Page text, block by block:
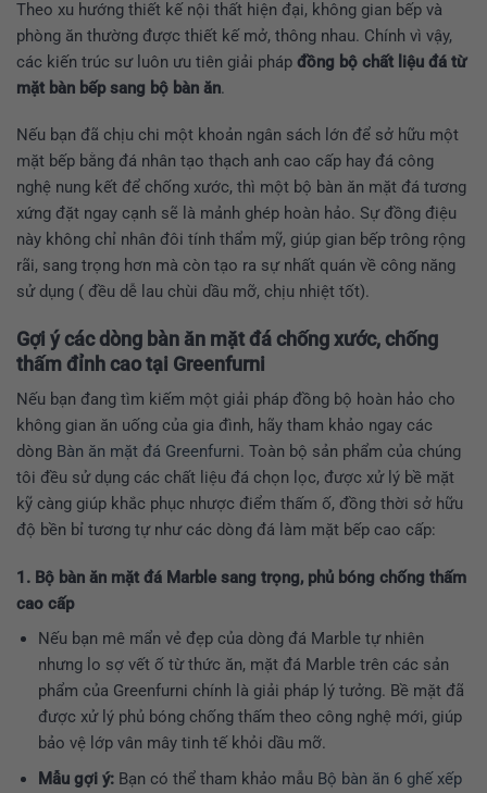
Theo xu hướng thiết kế nội thất hiện đại, không gian bếp và
phòng ăn thường được thiết kế mở, thông nhau. Chính vì vậy,
các kiến trúc sư luôn ưu tiên giải pháp đồng bộ chất liệu đá từ
mặt bàn bếp sang bộ bàn ăn.
Nếu bạn đã chịu chi một khoản ngân sách lớn để sở hữu một
mặt bếp bằng đá nhân tạo thạch anh cao cấp hay đá công
nghệ nung kết để chống xước, thì một bộ bàn ăn mặt đá tương
xứng đặt ngay cạnh sẽ là mảnh ghép hoàn hảo. Sự đồng điệu
này không chỉ nhân đôi tính thẩm mỹ, giúp gian bếp trông rộng
rãi, sang trọng hơn mà còn tạo ra sự nhất quán về công năng
sử dụng ( đều dễ lau chùi dầu mỡ, chịu nhiệt tốt).
Gợi ý các dòng bàn ăn mặt đá chống xước, chống
thấm đỉnh cao tại Greenfurni
Nếu bạn đang tìm kiếm một giải pháp đồng bộ hoàn hảo cho
không gian ăn uống của gia đình, hãy tham khảo ngay các
dòng Bàn ăn mặt đá Greenfurni. Toàn bộ sản phẩm của chúng
tôi đều sử dụng các chất liệu đá chọn lọc, được xử lý bề mặt
kỹ càng giúp khắc phục nhược điểm thấm ố, đồng thời sở hữu
độ bền bỉ tương tự như các dòng đá làm mặt bếp cao cấp:
1. Bộ bàn ăn mặt đá Marble sang trọng, phủ bóng chống thấm
cao cấp
Nếu bạn mê mẩn vẻ đẹp của dòng đá Marble tự nhiên
nhưng lo sợ vết ố từ thức ăn, mặt đá Marble trên các sản
phẩm của Greenfurni chính là giải pháp lý tưởng. Bề mặt đã
được xử lý phủ bóng chống thấm theo công nghệ mới, giúp
bảo vệ lớp vân mây tinh tế khỏi dầu mỡ.
Mẫu gợi ý:Bạn có thể tham khảo mẫu Bộ bàn ăn 6 ghế xếp